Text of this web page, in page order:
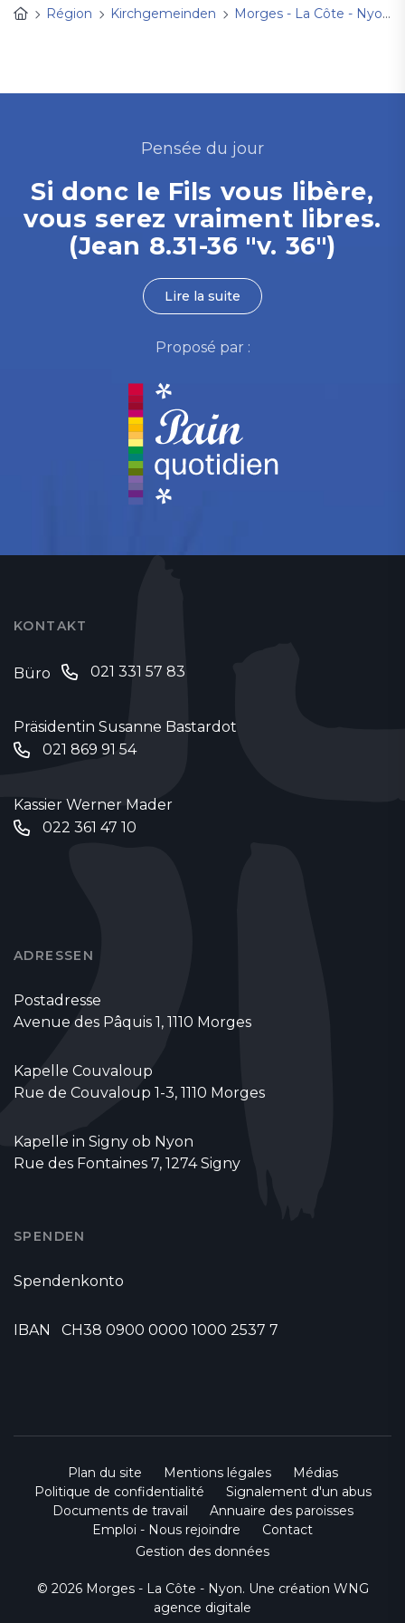
Région
Kirchgemeinden Morges - La Côte - Nyon
Pensée du jour
Si donc le Fils vous libère,
vous serez vraiment libres.
(Jean 8.31-36 "v. 36")
Lire la suite
Proposé par :
KONTAKT
Büro 021 331 57 83
Präsidentin Susanne Bastardot
021 869 91 54
Kassier Werner Mader
022 361 47 10
ADRESSEN
Postadresse
Avenue des Pâquis 1, 1110 Morges
Kapelle Couvaloup
Rue de Couvaloup 1-3, 1110 Morges
Kapelle in Signy ob Nyon
Rue des Fontaines 7, 1274 Signy
SPENDEN
Spendenkonto
IBAN CH38 0900 0000 1000 2537 7
Plan du site Mentions légales
Médias
Politique de confidentialité
Signalement d'un abus
Documents de travail
Annuaire des paroisses
Emploi - Nous rejoindre
Contact
Gestion des données
© 2026 Morges - La Côte - Nyon. Une création WNG
agence digitale